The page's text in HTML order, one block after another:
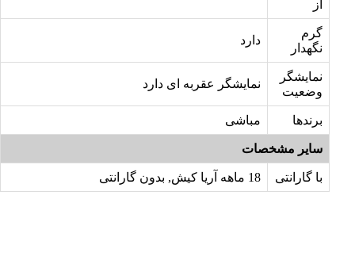
گرم
نگهدار
دارد
نمایشگر
وضعیت
نمایشگر عقربه ای دارد
برندها مباشی
سایر مشخصات
با گارانتی